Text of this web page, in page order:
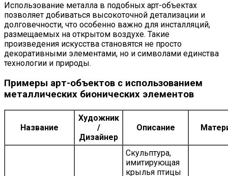
Использование металла в подобных арт-объектах
позволяет добиваться высокоточной детализации и
долговечности, что особенно важно для инсталляций,
размещаемых на открытом воздухе. Такие
произведения искусства становятся не просто
декоративными элементами, но и символами единства
технологии и природы.
Примеры арт-объектов с использованием
металлических бионических элементов
Название
Художник
/
Дизайнер
Описание
Скульптура,
имитирующая
крылья птицы